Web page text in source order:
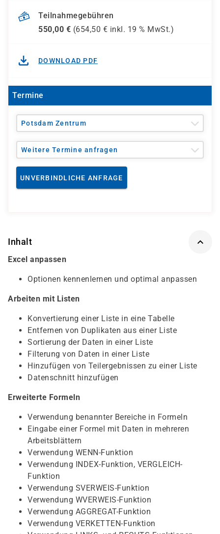
Teilnahmegebühren
550,00 € (654,50 € inkl. 19 % MwSt.)
DOWNLOAD PDF
Termine
Potsdam Zentrum
Weitere Termine anfragen
UNVERBINDLICHE ANFRAGE
Inhalt
Excel anpassen
Optionen kennenlernen und optimal anpassen
Arbeiten mit Listen
Konvertierung einer Liste in eine Tabelle
Entfernen von Duplikaten aus einer Liste
Sortierung der Daten in einer Liste
Filterung von Daten in einer Liste
Hinzufügen von Teilergebnissen zu einer Liste
Datenschnitt hinzufügen
Erweiterte Formeln
Verwendung benannter Bereiche in Formeln
Eingabe einer Formel mit Daten in mehreren
Arbeitsblättern
Verwendung WENN-Funktion
Verwendung INDEX-Funktion, VERGLEICH-
Funktion
Verwendung SVERWEIS-Funktion
Verwendung WVERWEIS-Funktion
Verwendung AGGREGAT-Funktion
Verwendung VERKETTEN-Funktion